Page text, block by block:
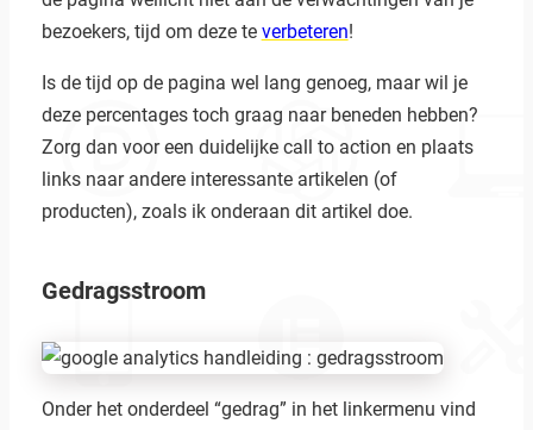
bezoekers, tijd om deze te verbeteren!
Is de tijd op de pagina wel lang genoeg, maar wil je
deze percentages toch graag naar beneden hebben?
Zorg dan voor een duidelijke call to action en plaats
links naar andere interessante artikelen (of
producten), zoals ik onderaan dit artikel doe.
Gedragsstroom
Onder het onderdeel “gedrag” in het linkermenu vind